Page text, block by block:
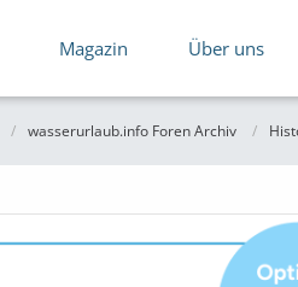
Magazin Über uns
wasserurlaub.info Foren Archiv